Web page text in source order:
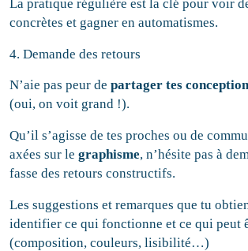
La pratique régulière est la clé pour voir
concrètes et gagner en automatismes.
4. Demande des retours
N’aie pas peur departager tes
(oui, on voit grand !).
Qu’il s’agisse de tes proches ou de
axées sur legraphisme, n’hésite pas à
fasse des retours constructifs.
Les suggestions et remarques que tu
identifier ce qui fonctionne et ce qui peut
(composition, couleurs, lisibilité…)